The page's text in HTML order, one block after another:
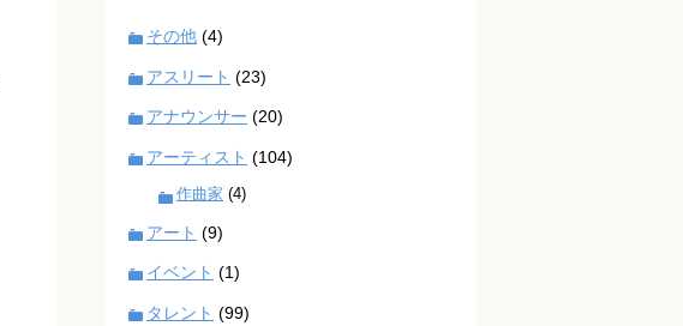
その他 (4)
アスリート (23)
アナウンサー (20)
アーティスト (104)
作曲家 (4)
アート (9)
イベント (1)
タレント (99)